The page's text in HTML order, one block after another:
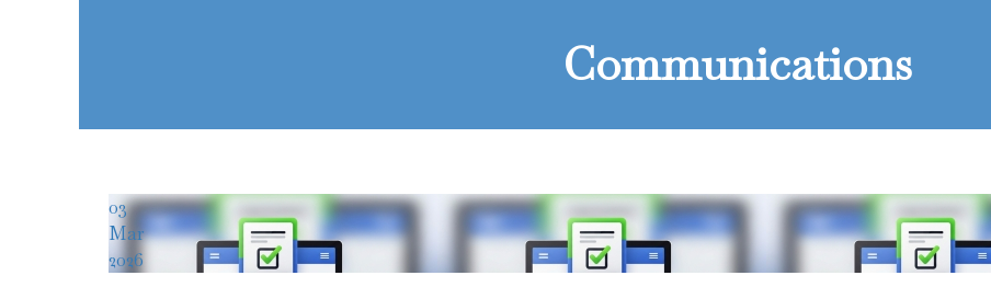
Communications
03
Mar
2026